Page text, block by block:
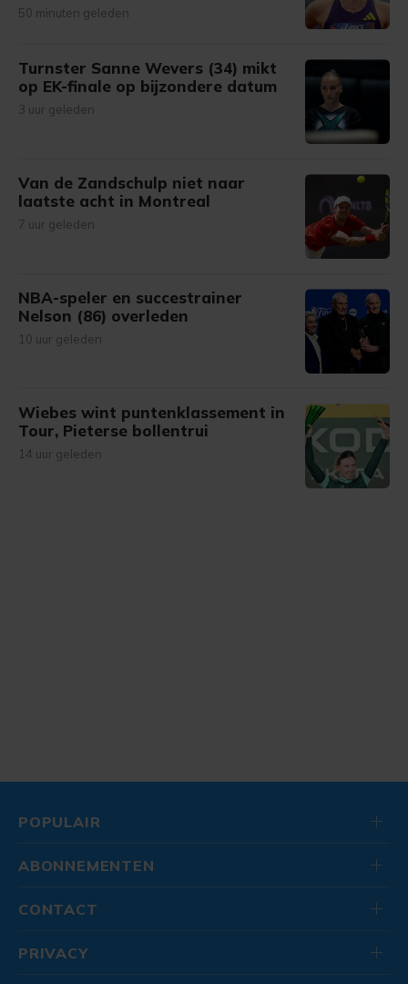
50 minuten geleden
Turnster Sanne Wevers (34) mikt
op EK-finale op bijzondere datum
3 uur geleden
Van de Zandschulp niet naar
laatste acht in Montreal
7 uur geleden
NBA-speler en succestrainer
Nelson (86) overleden
10 uur geleden
Wiebes wint puntenklassement in
Tour, Pieterse bollentrui
14 uur geleden
POPULAIR
ABONNEMENTEN
CONTACT
PRIVACY